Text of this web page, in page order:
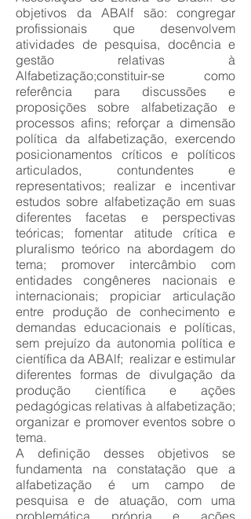
objetivos da ABAlf são: congregar
profissionais que desenvolvem
atividades de pesquisa, docência e
gestão relativas à
Alfabetização;constituir-se como
referência para discussões e
proposições sobre alfabetização e
processos afins; reforçar a dimensão
política da alfabetização, exercendo
posicionamentos críticos e políticos
articulados, contundentes e
representativos; realizar e incentivar
estudos sobre alfabetização em suas
diferentes facetas e perspectivas
teóricas; fomentar atitude crítica e
pluralismo teórico na abordagem do
tema; promover intercâmbio com
entidades congêneres nacionais e
internacionais; propiciar articulação
entre produção de conhecimento e
demandas educacionais e políticas,
sem prejuízo da autonomia política e
científica da ABAlf; realizar e estimular
diferentes formas de divulgação da
produção científica e ações
pedagógicas relativas à alfabetização;
organizar e promover eventos sobre o
tema.
A definição desses objetivos se
fundamenta na constatação que a
alfabetização é um campo de
pesquisa e de atuação, com uma
problemática própria e ações